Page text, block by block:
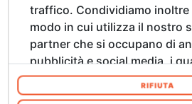
traffico. Condividiamo
modo in cui utilizza il nostro
partner che si occupano di
pubblicità e social media, i
combinarle con altre
fornito loro o che hanno
RIFIUTA